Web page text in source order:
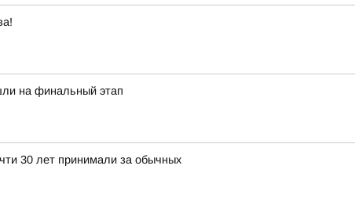
на финальный этап
30 лет принимали за обычных